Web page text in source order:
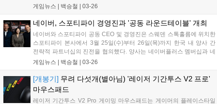
총괄 크리스 황(Kris Huang)의 인사말을 시작으로 ROG(Republic of
승리를 위한 강력하고 다양한 게이밍기어 제품들을 전시 및 공개했다....
게임뉴스 | 백승철 03-26
네이버, 스포티파이 경영진과 '공동 라운드테이블' 개최
네이버와 스포티파이 공동 CEO 및 경영진은 스웨덴 스톡홀름에 위치한
스포티파이 본사에서 3월 25일(수)부터 26일(목)까지 한국 내 양사 간
전략적 파트너십의 진전을 협의했다. 양사는 네이버플러스 멤버십과 네
비게이션 등을 통한 협업 성과를 공유하고, 중장기적 관점에서 엔터테인
블에는 네이버 최수연 대표와 스포티파이의 공동 최고경영자(Co-CEO)
알렉스 노스트롬(Alex Norström)과 구스타브 소더스트롬(Gustav
Söderstrom)이 모두 참석했다. 사업개발, 마케팅 등 여러 분야의 양사 실
게임뉴스 | 백승철 03-26
[개봉기] 무려 다섯개(별아님) '레이저 기간투스 V2 프로'
마우스패드
레이저 기간투스 V2 Pro 게이밍 마우스패드는 게이머의 플레이스타일